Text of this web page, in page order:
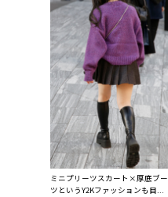
ミニプリーツスカート×厚底ブー
ツというY2Kファッションも目...